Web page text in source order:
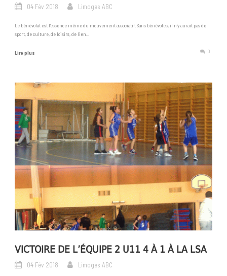
04 Fév 2018 Limoges ABC
Le bénévolat est l’essence même du mouvement associatif. Sans bénévoles, il n’y aurait pas de
sport, de culture, de loisirs, de lien...
Lire plus 0
VICTOIRE DE L’ÉQUIPE 2 U11 4 À 1 À LA LSA
04 Fév 2018 Limoges ABC